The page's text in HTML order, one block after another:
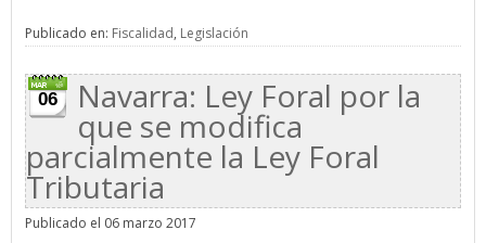
Publicado en: Fiscalidad, Legislación
06 Navarra: Ley Foral por la
que se modifica
parcialmente la Ley Foral
Tributaria
Publicado el 06 marzo 2017